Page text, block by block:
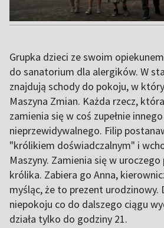
Grupka dzieci ze swoim
do sanatorium dla alergików. W
znajdują schody do pokoju, w
Maszyna Zmian. Każda rzecz,
zamienia się w coś zupełnie
nieprzewidywalnego. Filip
"królikiem doświadczalnym" i
Maszyny. Zamienia się w
królika. Zabiera go Anna,
myśląc, że to prezent urodzinowy.
niepokoju co do dalszego ciągu
działa tylko do godziny 21.